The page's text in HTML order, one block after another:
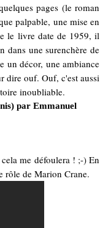
pages (le roman
palpable, une mise en
le livre date de 1959, il
dans une surenchère de
un décor, une ambiance
dire ouf. Ouf, c'est aussi
inoubliable.
par Emmanuel
me défoulera ! ;-) En
rôle de Marion Crane.